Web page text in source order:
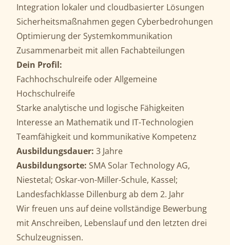
Integration lokaler und cloudbasierter Lösungen
Sicherheitsmaßnahmen gegen Cyberbedrohungen
Optimierung der Systemkommunikation
Zusammenarbeit mit allen Fachabteilungen
Dein Profil:
Fachhochschulreife oder Allgemeine
Hochschulreife
Starke analytische und logische Fähigkeiten
Interesse an Mathematik und IT-Technologien
Teamfähigkeit und kommunikative Kompetenz
Ausbildungsdauer: 3 Jahre
Ausbildungsorte: SMA Solar Technology AG,
Niestetal; Oskar-von-Miller-Schule, Kassel;
Landesfachklasse Dillenburg ab dem 2. Jahr
Wir freuen uns auf deine vollständige Bewerbung
mit Anschreiben, Lebenslauf und den letzten drei
Schulzeugnissen.